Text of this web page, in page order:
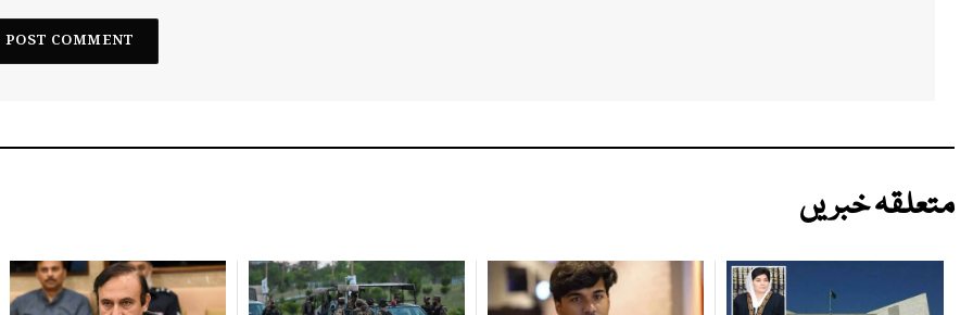
متعلقہ خبریں